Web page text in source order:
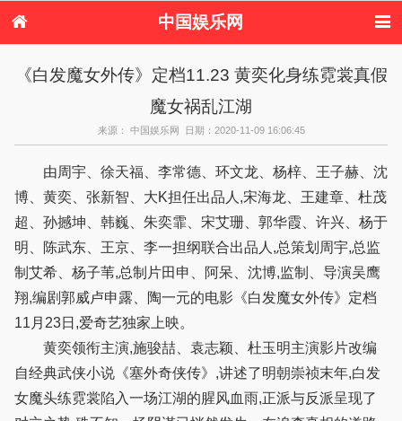
中国娱乐网
港台娱乐
日本娱乐 韩国娱乐
欧美娱乐
音乐新闻 影视新闻
港台明星八卦
日本韩国明星
欧美明星八卦
《白发魔女外传》定档11.23 黄奕化身练霓裳真假
魔女祸乱江湖
来源： 中国娱乐网 日期：2020-11-09 16:06:45
由周宇、徐天福、李常德、环文龙、杨梓、王子赫、沈
博、黄奕、张新智、大K担任出品人,宋海龙、王建章、杜茂
超、孙撼坤、韩巍、朱奕霏、宋艾珊、郭华霞、许兴、杨于
明、陈武东、王京、李一担纲联合出品人,总策划周宇,总监
制艾希、杨子苇,总制片田申、阿呆、沈博,监制、导演吴鹰
翔,编剧郭威卢申露、陶一元的电影《白发魔女外传》定档
11月23日,爱奇艺独家上映。
黄奕领衔主演,施骏喆、袁志颖、杜玉明主演影片改编
自经典武侠小说《塞外奇侠传》,讲述了明朝崇祯末年,白发
女魔头练霓裳陷入一场江湖的腥风血雨,正派与反派呈现了